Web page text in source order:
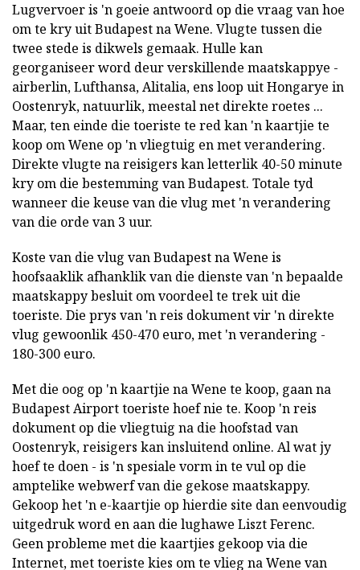
Lugvervoer is 'n goeie antwoord op die vraag van hoe
om te kry uit Budapest na Wene. Vlugte tussen die
twee stede is dikwels gemaak. Hulle kan
georganiseer word deur verskillende maatskappye -
airberlin, Lufthansa, Alitalia, ens loop uit Hongarye in
Oostenryk, natuurlik, meestal net direkte roetes ...
Maar, ten einde die toeriste te red kan 'n kaartjie te
koop om Wene op 'n vliegtuig en met verandering.
Direkte vlugte na reisigers kan letterlik 40-50 minute
kry om die bestemming van Budapest. Totale tyd
wanneer die keuse van die vlug met 'n verandering
van die orde van 3 uur.
Koste van die vlug van Budapest na Wene is
hoofsaaklik afhanklik van die dienste van 'n bepaalde
maatskappy besluit om voordeel te trek uit die
toeriste. Die prys van 'n reis dokument vir 'n direkte
vlug gewoonlik 450-470 euro, met 'n verandering -
180-300 euro.
Met die oog op 'n kaartjie na Wene te koop, gaan na
Budapest Airport toeriste hoef nie te. Koop 'n reis
dokument op die vliegtuig na die hoofstad van
Oostenryk, reisigers kan insluitend online. Al wat jy
hoef te doen - is 'n spesiale vorm in te vul op die
amptelike webwerf van die gekose maatskappy.
Gekoop het 'n e-kaartjie op hierdie site dan eenvoudig
uitgedruk word en aan die lughawe Liszt Ferenc.
Geen probleme met die kaartjies gekoop via die
Internet, met toeriste kies om te vlieg na Wene van